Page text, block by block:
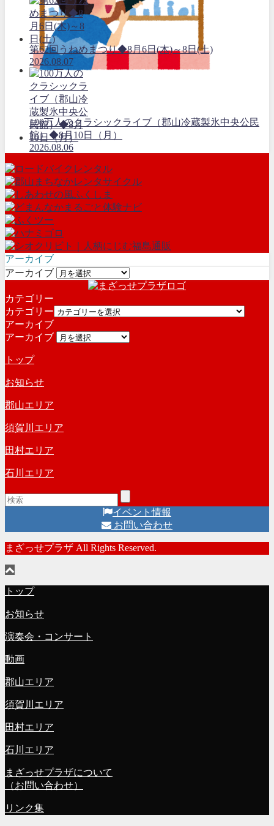
第62回うねめまつり◆8月6日(木)～8日(土)
2026.08.07
100万人のクラシックライブ（郡山冷蔵製氷中央公民
館）◆8月10日（月）
2026.08.06
アーカイブ
アーカイブ
カテゴリー
カテゴリー
アーカイブ
アーカイブ
トップ
お知らせ
郡山エリア
須賀川エリア
田村エリア
石川エリア
イベント情報
お問い合わせ
まざっせプラザ All Rights Reserved.
トップ
お知らせ
演奏会・コンサート
動画
郡山エリア
須賀川エリア
田村エリア
石川エリア
まざっせプラザについて
（お問い合わせ）
リンク集